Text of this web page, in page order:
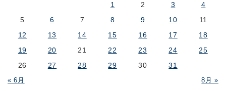
« 6月 8月 »
1 2 3
4
5
6 7 8 9 10
11
12
13 14 15 16 17
18
19
20 21 22 23 24
25
26
27 28 29 30 31